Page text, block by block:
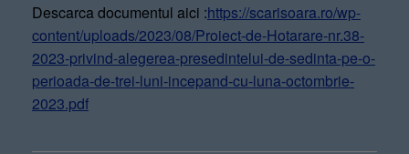
Descarca documentul aici :https://scarisoara.ro/wp-
content/uploads/2023/08/Proiect-de-Hotarare-nr.38-
2023-privind-alegerea-presedintelui-de-sedinta-pe-o-
perioada-de-trei-luni-incepand-cu-luna-octombrie-
2023.pdf